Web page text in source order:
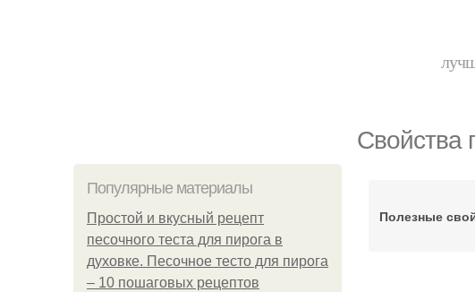
Свойства
Популярные материалы
Простой и вкусный рецепт
песочного теста для пирога в
духовке. Песочное тесто для пирога
– 10 пошаговых рецептов
Полезные